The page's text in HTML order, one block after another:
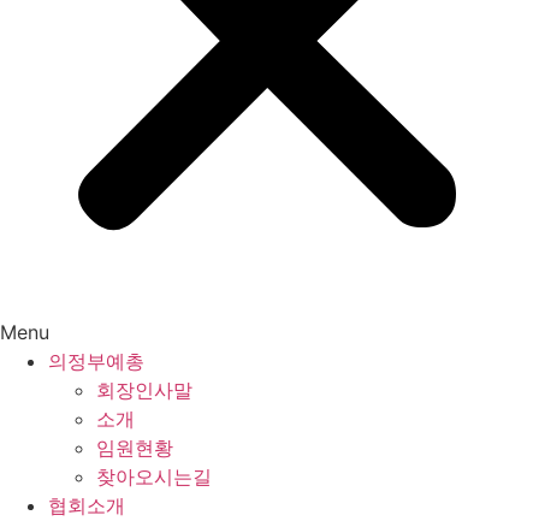
Menu
의정부예총
회장인사말
소개
임원현황
찾아오시는길
협회소개